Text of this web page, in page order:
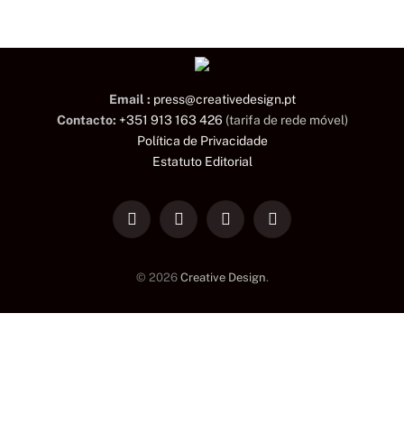
Email : press@creativedesign.pt
Contacto: +351 913 163 426 (tarifa de rede móvel)
Política de Privacidade
Estatuto Editorial
LinkedInFacebookInstagramTikTok
© 2026 Creative Design.